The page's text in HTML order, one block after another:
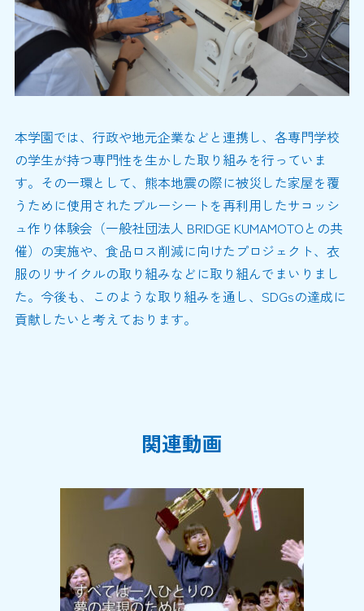
本学園では、行政や地元企業などと連携し、各専門学校
の学生が持つ専門性を生かした取り組みを行っていま
す。その一環として、熊本地震の際に被災した家屋を覆
うために使用されたブルーシートを再利用したサコッシ
ュ作り体験会（一般社団法人 BRIDGE KUMAMOTOとの共
催）の実施や、食品ロス削減に向けたプロジェクト、衣
服のリサイクルの取り組みなどに取り組んでまいりまし
た。今後も、このような取り組みを通し、SDGsの達成に
貢献したいと考えております。
関連動画